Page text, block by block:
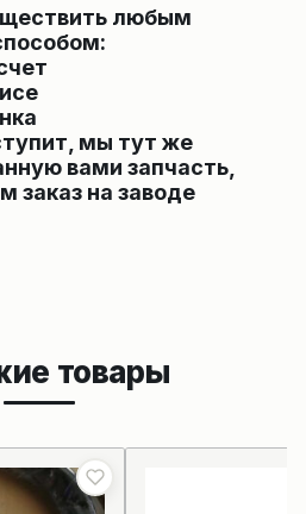
любым
мы тут же
вами запчасть,
заказ на заводе
товары